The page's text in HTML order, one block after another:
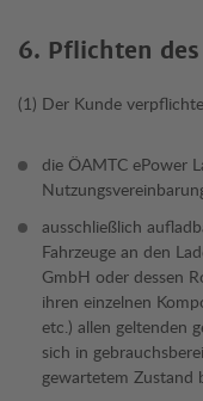
6. Pflichten
(1) Der Kunde
die ÖAMTC ePower
ausschließlich
Fahrzeuge an den
GmbH oder dessen
ihren einzelnen
etc.) allen geltenden
sich in
gewartetem Zustand